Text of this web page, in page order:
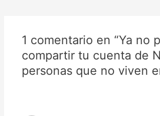
1 comentario en “Ya no
compartir tu cuenta de
personas que no viven